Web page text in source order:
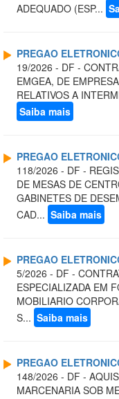
ADEQUADO (ESP...
PREGAO
19/2026 - DF -
EMGEA, DE
RELATIVOS A
Saiba mais
PREGAO
118/2026 - DF -
DE MESAS DE
GABINETES DE
CAD... Saiba mais
PREGAO
5/2026 - DF -
ESPECIALIZADA EM
MOBILIARIO
S... Saiba mais
PREGAO
148/2026 - DF -
MARCENARIA SOB